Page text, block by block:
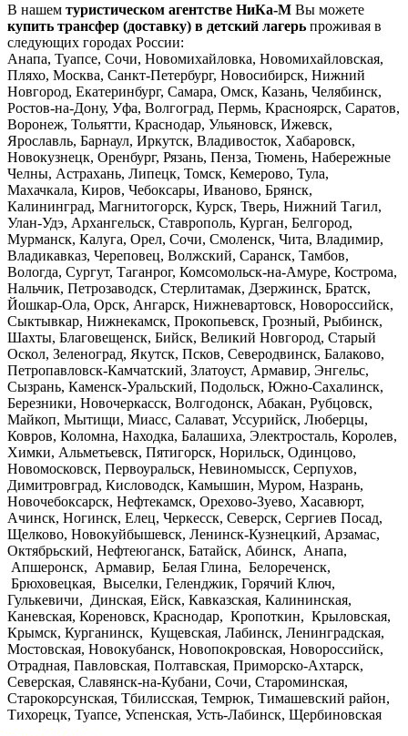
В нашем туристическом агентстве НиКа-М Вы можете
купить трансфер (доставку) в детский лагерь проживая в
следующих городах России:
Анапа, Туапсе, Сочи, Новомихайловка, Новомихайловская,
Пляхо, Москва, Санкт-Петербург, Новосибирск, Нижний
Новгород, Екатеринбург, Самара, Омск, Казань, Челябинск,
Ростов-на-Дону, Уфа, Волгоград, Пермь, Красноярск, Саратов,
Воронеж, Тольятти, Краснодар, Ульяновск, Ижевск,
Ярославль, Барнаул, Иркутск, Владивосток, Хабаровск,
Новокузнецк, Оренбург, Рязань, Пенза, Тюмень, Набережные
Челны, Астрахань, Липецк, Томск, Кемерово, Тула,
Махачкала, Киров, Чебоксары, Иваново, Брянск,
Калининград, Магнитогорск, Курск, Тверь, Нижний Тагил,
Улан-Удэ, Архангельск, Ставрополь, Курган, Белгород,
Мурманск, Калуга, Орел, Сочи, Смоленск, Чита, Владимир,
Владикавказ, Череповец, Волжский, Саранск, Тамбов,
Вологда, Сургут, Таганрог, Комсомольск-на-Амуре, Кострома,
Нальчик, Петрозаводск, Стерлитамак, Дзержинск, Братск,
Йошкар-Ола, Орск, Ангарск, Нижневартовск, Новороссийск,
Сыктывкар, Нижнекамск, Прокопьевск, Грозный, Рыбинск,
Шахты, Благовещенск, Бийск, Великий Новгород, Старый
Оскол, Зеленоград, Якутск, Псков, Северодвинск, Балаково,
Петропавловск-Камчатский, Златоуст, Армавир, Энгельс,
Сызрань, Каменск-Уральский, Подольск, Южно-Сахалинск,
Березники, Новочеркасск, Волгодонск, Абакан, Рубцовск,
Майкоп, Мытищи, Миасс, Салават, Уссурийск, Люберцы,
Ковров, Коломна, Находка, Балашиха, Электросталь, Королев,
Химки, Альметьевск, Пятигорск, Норильск, Одинцово,
Новомосковск, Первоуральск, Невиномысск, Серпухов,
Димитровград, Кисловодск, Камышин, Муром, Назрань,
Новочебоксарск, Нефтекамск, Орехово-Зуево, Хасавюрт,
Ачинск, Ногинск, Елец, Черкесск, Северск, Сергиев Посад,
Щелково, Новокуйбышевск, Ленинск-Кузнецкий, Арзамас,
Октябрьский, Нефтеюганск, Батайск, Абинск, Анапа,
Апшеронск, Армавир, Белая Глина, Белореченск,
Брюховецкая, Выселки, Геленджик, Горячий Ключ,
Гулькевичи, Динская, Ейск, Кавказская, Калининская,
Каневская, Кореновск, Краснодар, Кропоткин, Крыловская,
Крымск, Курганинск, Кущевская, Лабинск, Ленинградская,
Мостовская, Новокубанск, Новопокровская, Новороссийск,
Отрадная, Павловская, Полтавская, Приморско-Ахтарск,
Северская, Славянск-на-Кубани, Сочи, Староминская,
Старокорсунская, Тбилисская, Темрюк, Тимашевский район,
Тихорецк, Туапсе, Успенская, Усть-Лабинск, Щербиновская